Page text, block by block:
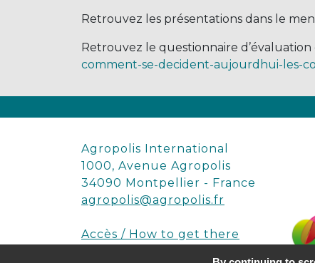
Retrouvez les présentations dans le
Retrouvez le questionnaire d’évaluation
comment-se-decident-aujourdhui-les-
Agropolis International
1000, Avenue Agropolis
34090 Montpellier - France
agropolis@agropolis.fr
Accès / How to get there